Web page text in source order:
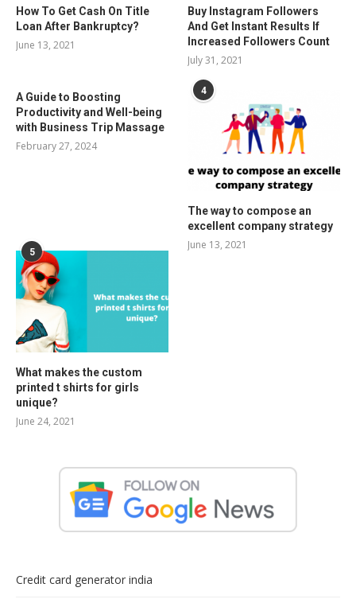
How To Get Cash On Title
Loan After Bankruptcy?
June 13, 2021
Buy Instagram Followers
And Get Instant Results If
Increased Followers Count
July 31, 2021
A Guide to Boosting
Productivity and Well-being
with Business Trip Massage
February 27, 2024
4
The way to compose an
excellent company strategy
June 13, 2021
5
What makes the custom
printed t shirts for girls
unique?
June 24, 2021
Credit card generator india